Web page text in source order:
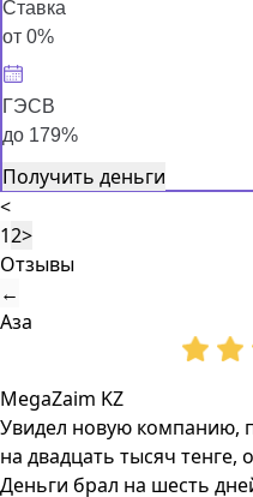
Ставка
от 0%
ГЭСВ
до 179%
Получить деньги
<
12>
Отзывы
←
Аза
MegaZaim KZ
Увидел новую компанию,
на двадцать тысяч тенге,
Деньги брал на шесть